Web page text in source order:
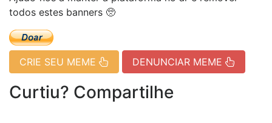
todos estes banners 🥺
CRIE SEU MEME DENUNCIAR MEME
Curtiu? Compartilhe